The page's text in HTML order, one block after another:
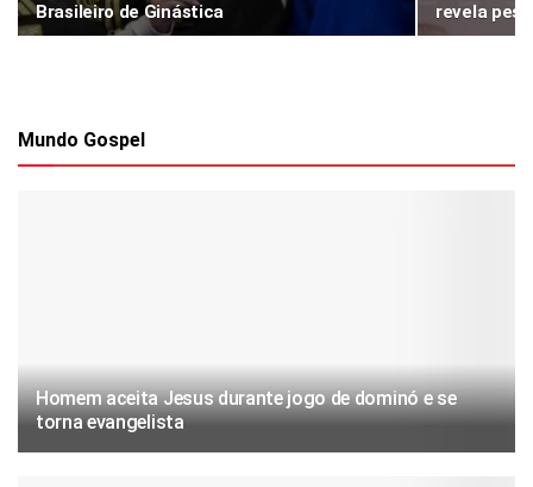
Brasileiro de Ginástica
revela
Mundo Gospel
Homem aceita Jesus durante jogo de dominó e se
torna evangelista